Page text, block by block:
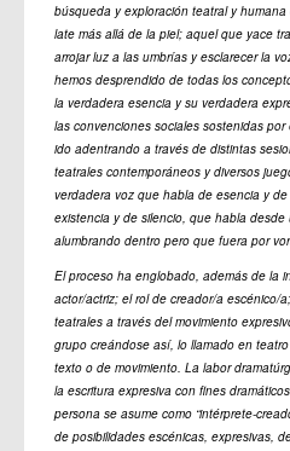
búsqueda y exploración teatral y
late más allá de la piel; aquel que yace
arrojar luz a las umbrías y esclarecer la
hemos desprendido de todas los
la verdadera esencia y su verdadera
las convenciones sociales sostenidas
ido adentrando a través de distintas
teatrales contemporáneos y diversos
verdadera voz que habla de esencia y
existencia y de silencio, que habla
alumbrando dentro pero que fuera por
El proceso ha englobado, además de la
actor/actriz; el rol de creador/a escénico/
teatrales a través del movimiento
grupo creándose así, lo llamado en
texto o de movimiento. La labor
la escritura expresiva con fines
persona se asume como “intérprete-
de posibilidades escénicas, expresivas,